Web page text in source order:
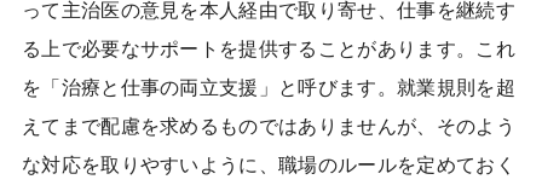
って主治医の意見を本人経由で取り寄せ、仕事を継続す
る上で必要なサポートを提供することがあります。これ
を「治療と仕事の両立支援」と呼びます。就業規則を超
えてまで配慮を求めるものではありませんが、そのよう
な対応を取りやすいように、職場のルールを定めておく